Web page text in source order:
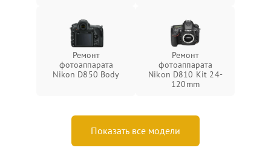
Ремонт
фотоаппарата
Nikon D850 Body
Ремонт
фотоаппарата
Nikon D810 Kit 24-
120mm
Показать все модели